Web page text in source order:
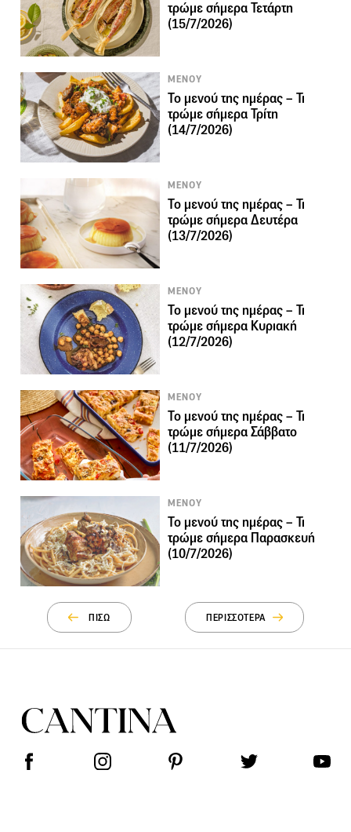
τρώμε σήμερα Τετάρτη
(15/7/2026)
ΜΕΝΟΥ
Το μενού της ημέρας – Τι
τρώμε σήμερα Τρίτη
(14/7/2026)
ΜΕΝΟΥ
Το μενού της ημέρας – Τι
τρώμε σήμερα Δευτέρα
(13/7/2026)
ΜΕΝΟΥ
Το μενού της ημέρας – Τι
τρώμε σήμερα Κυριακή
(12/7/2026)
ΜΕΝΟΥ
Το μενού της ημέρας – Τι
τρώμε σήμερα Σάββατο
(11/7/2026)
ΜΕΝΟΥ
Το μενού της ημέρας – Τι
τρώμε σήμερα Παρασκευή
(10/7/2026)
ΠΙΣΩ ΠΕΡΙΣΣΟΤΕΡΑ